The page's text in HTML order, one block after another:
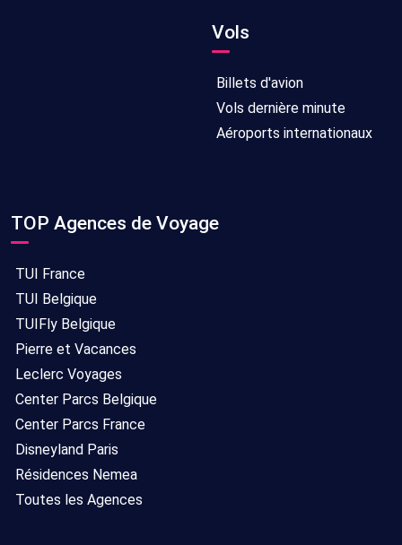
Vols
Billets d'avion
Vols dernière minute
Aéroports internationaux
TOP Agences de Voyage
TUI France
TUI Belgique
TUIFly Belgique
Pierre et Vacances
Leclerc Voyages
Center Parcs Belgique
Center Parcs France
Disneyland Paris
Résidences Nemea
Toutes les Agences